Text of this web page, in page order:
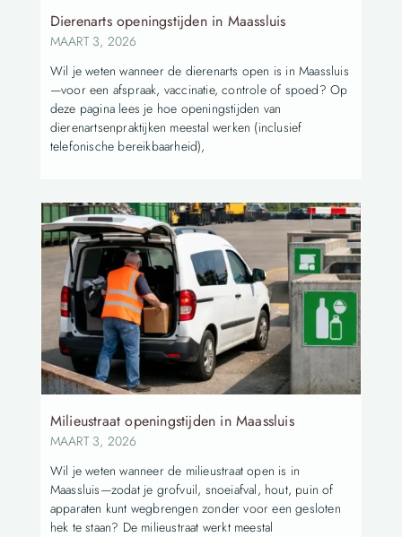
Dierenarts openingstijden in Maassluis
MAART 3, 2026
Wil je weten wanneer de dierenarts open is in Maassluis
—voor een afspraak, vaccinatie, controle of spoed? Op
deze pagina lees je hoe openingstijden van
dierenartsenpraktijken meestal werken (inclusief
telefonische bereikbaarheid),
Milieustraat openingstijden in Maassluis
MAART 3, 2026
Wil je weten wanneer de milieustraat open is in
Maassluis—zodat je grofvuil, snoeiafval, hout, puin of
apparaten kunt wegbrengen zonder voor een gesloten
hek te staan? De milieustraat werkt meestal